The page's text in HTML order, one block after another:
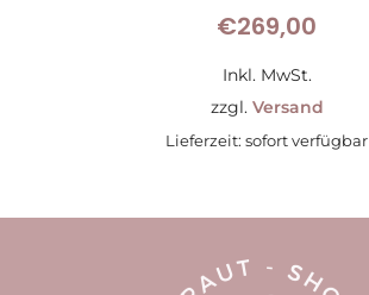
€269,00
Inkl. MwSt.
zzgl. Versand
Lieferzeit: sofort verfügbar